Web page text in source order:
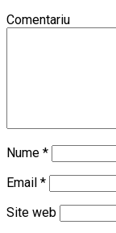
Comentariu
Nume *
Email *
Site web